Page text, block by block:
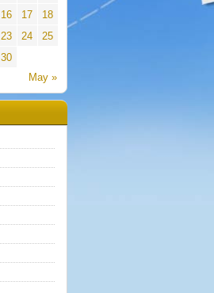
May »
16 17
18
23 24
25
30